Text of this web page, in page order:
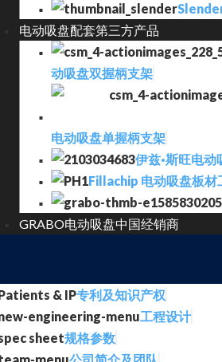
电动吸盘配套第三方产品
动吸盘双握柄支架
电动吸盘单握柄支架
伊兹·斯旺电动
Fillachip 电动吸盘板材
GRABO电动吸盘中国经销商
专利及知识产权
工程设计
规格参数